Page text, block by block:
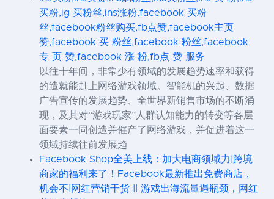
买粉,ig 买粉丝,ins涨粉,facebook 买粉
丝,facebook粉丝购买,fb点赞,facebook主页
赞,facebook 买 粉丝,facebook 粉丝,facebook
专 页 赞,facebook 涨 粉,fb点 赞 服务
以往十年间，非常少有领域的发展趋势速率和获得
的造就能赶上网络游戏领域。智能机的兴起、数据
广告宣传的发展趋势、全世界新销售市场的不断涌
现，及其对“游戏玩家”人群认知能力的转变等各层
面要素一同创造并催产了网络游戏，并促进着这一
领域持续往前发展趋
Facebook Shop全美上线：加大电商领域力|跨境
商家的福利来了！Facebook最新推出免费商店，
机会不|网红营销干货 || 游戏出海流量遇瓶颈，网红